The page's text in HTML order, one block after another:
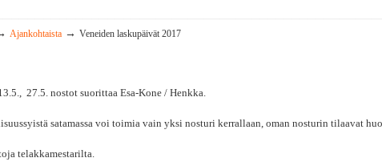
Ajankohtaista → Veneiden laskupäivät 2017
27.5. nostot suorittaa Esa-Kone / Henkka.
satamassa voi toimia vain yksi nosturi kerrallaan, oman nosturin tilaavat
telakkamestarilta.